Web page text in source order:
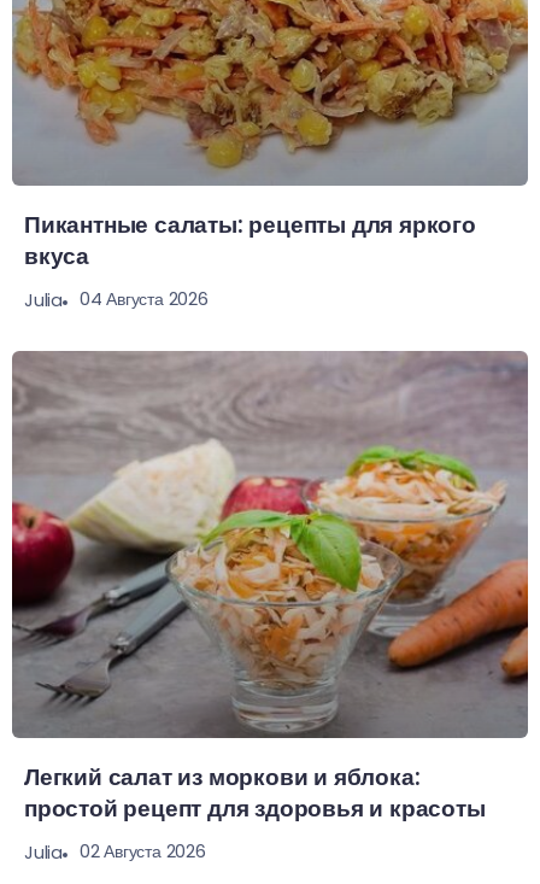
Пикантные салаты: рецепты для яркого
вкуса
Julia 04 Августа 2026
Легкий салат из моркови и яблока:
простой рецепт для здоровья и красоты
Julia 02 Августа 2026